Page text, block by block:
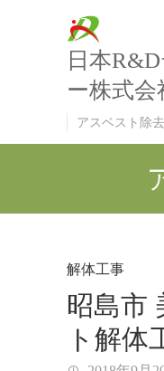
日本
ー株式会
アスベスト除
解体工事
昭島市
ト解体